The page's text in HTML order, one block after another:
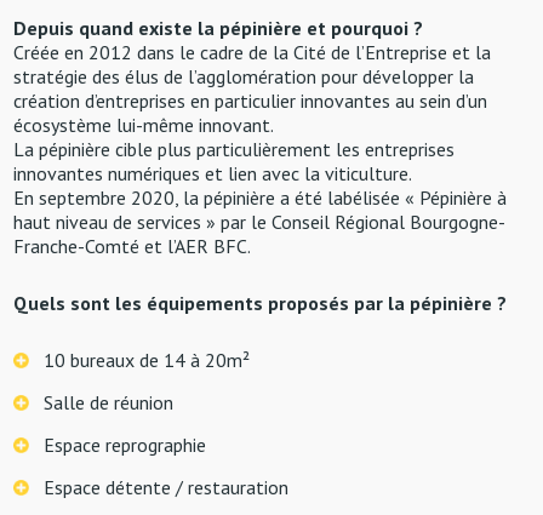
Depuis quand existe la pépinière et pourquoi ?
Créée en 2012 dans le cadre de la Cité de l’Entreprise et la
stratégie des élus de l’agglomération pour développer la
création d’entreprises en particulier innovantes au sein d’un
écosystème lui-même innovant.
La pépinière cible plus particulièrement les entreprises
innovantes numériques et lien avec la viticulture.
En septembre 2020, la pépinière a été labélisée « Pépinière à
haut niveau de services » par le Conseil Régional Bourgogne-
Franche-Comté et l’AER BFC.
Quels sont les équipements proposés par la pépinière ?
10 bureaux de 14 à 20m²
Salle de réunion
Espace reprographie
Espace détente / restauration